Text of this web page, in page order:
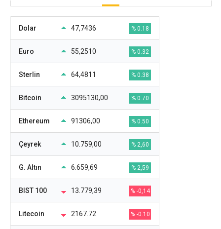
Dolar 47,7436 % 0.18
Euro 55,2510 % 0.32
Sterlin 64,4811 % 0.38
Bitcoin 3095130,00 % 0.70
Ethereum 91306,00 % 0.50
Çeyrek 10.759,00 % 2,60
G. Altın 6.659,69 % 2,59
BIST 100 13.779,39 % -0,14
Litecoin 2167.72 % -0.10